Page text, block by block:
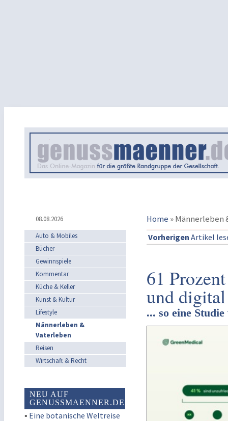
08.08.2026 Home »Männerleben
Auto & Mobiles
Bücher
Gewinnspiele
Kommentar
Küche & Keller
Kunst & Kultur
Lifestyle
Männerleben &
Vaterleben
Reisen
Wirtschaft & Recht
NEU AUF
GENUSSMAENNER.DE
▪ Eine botanische Weltreise
Vorherigen Artikel
61
und
... so eine